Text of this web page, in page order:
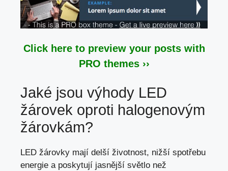
Click here to preview your posts with
PRO themes ››
Jaké jsou výhody LED
žárovek oproti halogenovým
žárovkám?
LED žárovky mají delší životnost, nižší spotřebu
energie a poskytují jasnější světlo než